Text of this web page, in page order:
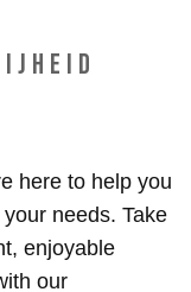
here to help you
needs. Take
enjoyable
our